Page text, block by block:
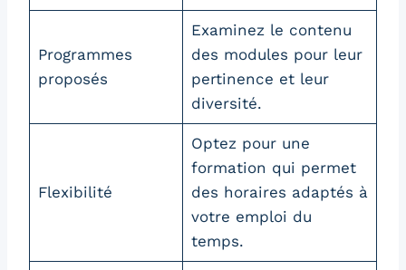
Programmes
proposés
Examinez le contenu
des modules pour leur
pertinence et leur
diversité.
Flexibilité
Optez pour une
formation qui permet
des horaires adaptés à
votre emploi du
temps.